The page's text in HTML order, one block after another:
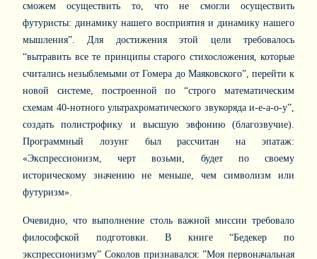
сможем осуществить то, что не смогли осуществить
футуристы: динамику нашего восприятия и динамику нашего
мышления”. Для достижения этой цели требовалось
“вытравить все те принципы старого стихосложения, которые
считались незыблемыми от Гомера до Маяковского”, перейти к
новой системе, построенной по “строго математическим
схемам 40-нотного ультрахроматического звукоряда и-е-а-о-у”,
создать полистрофику и высшую эвфонию (благозвучие).
Программный лозунг был рассчитан на эпатаж:
«Экспрессионизм, черт возьми, будет по своему
историческому значению не меньше, чем символизм или
футуризм».
Очевидно, что выполнение столь важной миссии требовало
философской подготовки. В книге “Бедекер по
экспрессионизму” Соколов признавался: ”Моя первоначальная